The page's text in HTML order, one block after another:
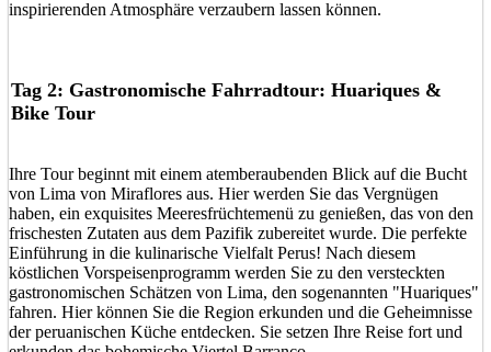
inspirierenden Atmosphäre verzaubern lassen können.
Tag 2: Gastronomische Fahrradtour: Huariques &
Bike Tour
Ihre Tour beginnt mit einem atemberaubenden Blick auf die Bucht
von Lima von Miraflores aus. Hier werden Sie das Vergnügen
haben, ein exquisites Meeresfrüchtemenü zu genießen, das von den
frischesten Zutaten aus dem Pazifik zubereitet wurde. Die perfekte
Einführung in die kulinarische Vielfalt Perus! Nach diesem
köstlichen Vorspeisenprogramm werden Sie zu den versteckten
gastronomischen Schätzen von Lima, den sogenannten "Huariques"
fahren. Hier können Sie die Region erkunden und die Geheimnisse
der peruanischen Küche entdecken. Sie setzen Ihre Reise fort und